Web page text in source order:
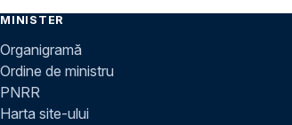
MINISTER
Organigramă
Ordine de ministru
PNRR
Harta site-ului